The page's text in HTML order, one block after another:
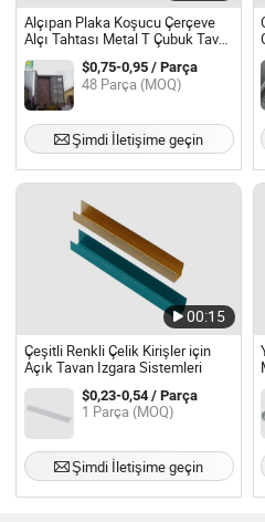
Alçıpan Plaka Koşucu Çerçeve
Alçı Tahtası Metal T Çubuk Tavan
Çelik Kiriş
$0,75-0,95 / Parça
48 Parça (MOQ)
Şimdi İletişime geçin
00:15
Çeşitli Renkli Çelik Kirişler için
Açık Tavan Izgara Sistemleri
$0,23-0,54 / Parça
1 Parça (MOQ)
Şimdi İletişime geçin